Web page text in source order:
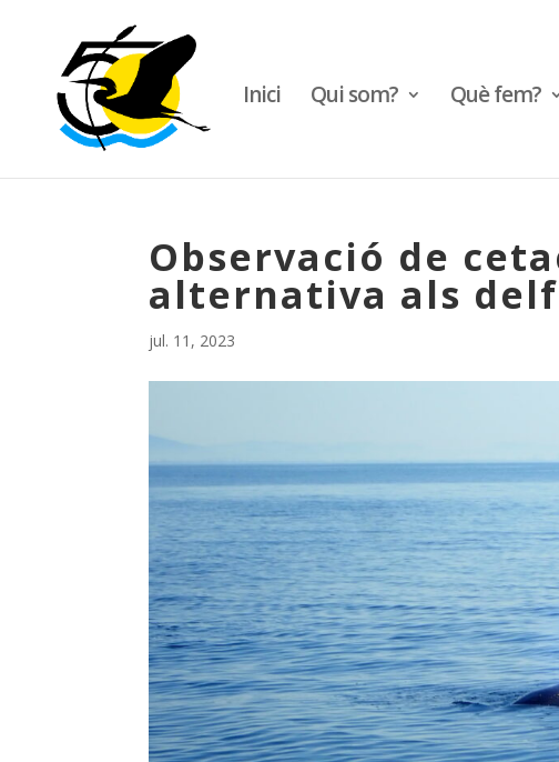
Inici Qui som? Què fem?
Observació de
alternativa als
jul. 11, 2023